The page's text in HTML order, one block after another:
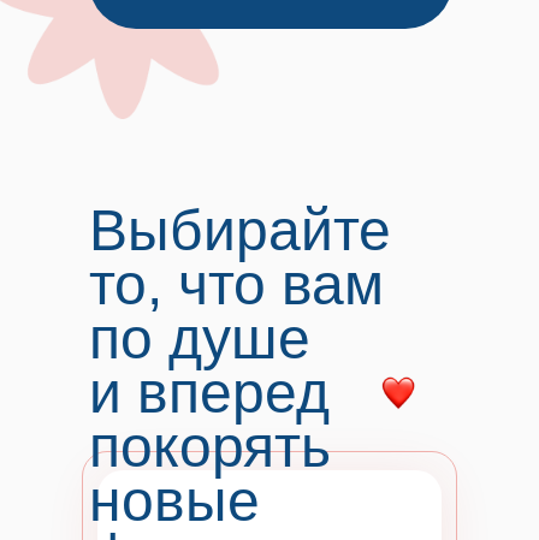
Выбирайте
то, что вам
по душе
и вперед
покорять
новые